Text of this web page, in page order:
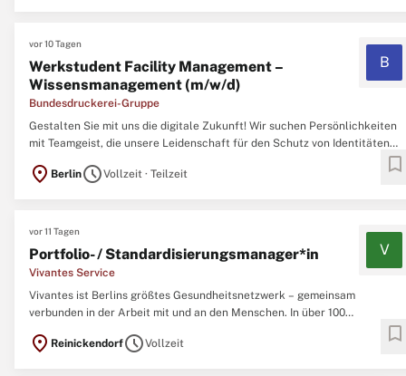
vor 10 Tagen
Werkstudent Facility Management –
Wissensmanagement (m/w/d)
Bundesdruckerei-Gruppe
B
Gestalten Sie mit uns die digitale Zukunft! Wir suchen Persönlichkeiten
mit Teamgeist, die unsere Leidenschaft für den Schutz von Identitäten
sicheren Digitalisierungslösungen arbeiten wollen. Wir sind überzeugt,
location_on BerlinscheduleVollzeit · Teilzeit bookmark
vor 11 Tagen
Portfolio- / Standardisierungsmanager*in
Vivantes Service
V
Vivantes ist Berlins größtes Gesundheitsnetzwerk – gemeinsam
verbunden in der Arbeit mit und an den Menschen. In über 100
erstklassige medizinische und pflegerische Versorgung für einen großen
location_on ReinickendorfscheduleVollzeit bookmark